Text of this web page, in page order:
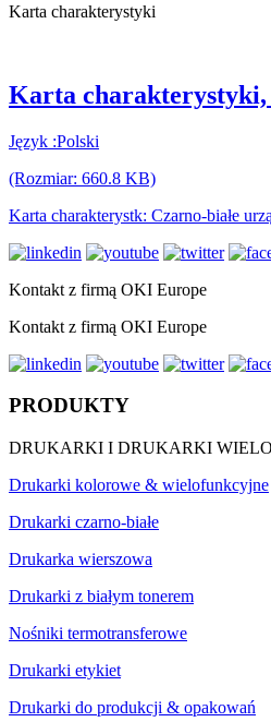
Karta charakterystyki
Karta
Język :Polski
(Rozmiar: 660.8 KB)
Karta charakterystk: Czarno-białe
Kontakt z firmą OKI Europe
Kontakt z firmą OKI Europe
PRODUKTY
DRUKARKI I DRUKARKI
Drukarki kolorowe & wielofunkcyjne
Drukarki czarno-białe
Drukarka wierszowa
Drukarki z białym tonerem
Nośniki termotransferowe
Drukarki etykiet
Drukarki do produkcji & opakowań